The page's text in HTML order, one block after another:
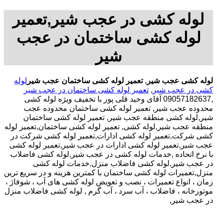
لوله کشی در عجب شیر,تعمیر
لوله کشی ساختمان در عجب
شیر
لوله کشی عجب شیر ,تعمیر لوله کشی ساختمان عجب شیر لوله
کشی در عجب شیر , تعمیر لوله کشی ساختمان در عجب شیر
,09057182637 آقای وحید قلی پور با تخفیف ویژه لوله کشی
محدوده عجب شیر, تعمیر لوله کشی ساختمان محدوده عجب
شیر,لوله کشی منطقه عجب شیر, تعمیر لوله کشی ساختمان
منطقه عجب شیر,لوله کشی, تعمیر لوله کشی ساختمان,تعمیر لوله
کشی شرکت,تعمیر لوله کشی ادارات,تعمیر لوله کشی شرکت در
عجب شیر,تعمیر لوله کشی ادارات در عجب شیر,تعمیر لوله کشی
با نرخ اتحاده ,خدمات لوله کشی در عجب شیر,لوله کشی فاضلاب
در عجب شیر,لوله کشی فاضلاب منزل,خدمات لوله کشی
منزل,تعمیرات لوله کشی ساختمان با کمترین هزینه و در سریع ترین
زمان ، انواع تعمیرات ، نصب و تعویض لوله کشی های آب ، شوفاژ ،
موتورخانه ، فاضلاب ، آب سرد ، آب گرم , لوله کشی فاضلاب منزل
در عجب شیر,